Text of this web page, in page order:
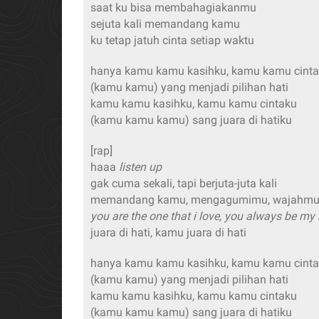
saat ku bisa membahagiakanmu
sejuta kali memandang kamu
ku tetap jatuh cinta setiap waktu
hanya kamu kamu kasihku, kamu kamu
(kamu kamu) yang menjadi pilihan hati
kamu kamu kasihku, kamu kamu cintaku
(kamu kamu kamu) sang juara di hatiku
[rap]
haaa listen up
gak cuma sekali, tapi berjuta-juta kali
memandang kamu, mengagumimu,
you are the one that i love, you always be my
juara di hati, kamu juara di hati
hanya kamu kamu kasihku, kamu kamu
(kamu kamu) yang menjadi pilihan hati
kamu kamu kasihku, kamu kamu cintaku
(kamu kamu kamu) sang juara di hatiku